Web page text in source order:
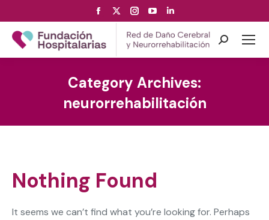
Facebook
page
opens
in
window
page
opens
in
window
Instagram
page
opens
in
window
YouTube
page
opens
in
window
page
opens
in
window
Search:
Category Archives:
neurorrehabilitación
Nothing Found
It seems we can’t find what you’re looking for. Perhaps